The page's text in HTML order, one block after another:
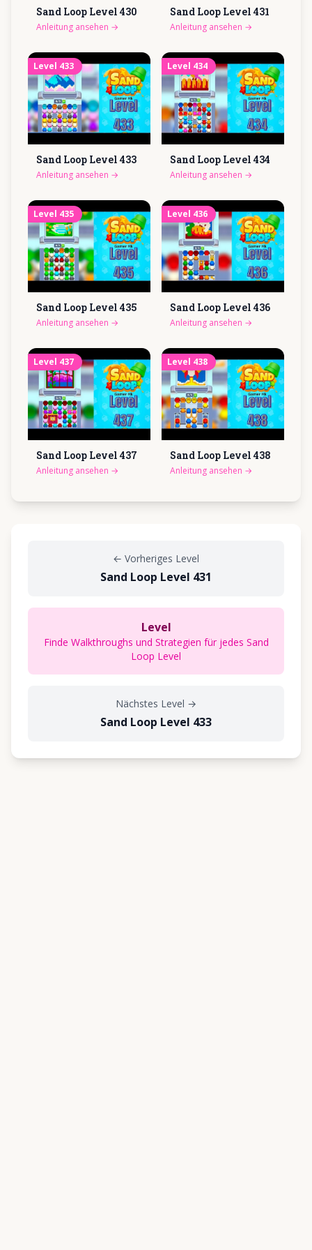
Sand Loop Level 430
Anleitung ansehen →
Sand Loop Level 431
Anleitung ansehen →
Level 433
Sand Loop Level 433
Anleitung ansehen →
Level 434
Sand Loop Level 434
Anleitung ansehen →
Level 435
Sand Loop Level 435
Anleitung ansehen →
Level 436
Sand Loop Level 436
Anleitung ansehen →
Level 437
Sand Loop Level 437
Anleitung ansehen →
Level 438
Sand Loop Level 438
Anleitung ansehen →
← Vorheriges Level
Sand Loop Level 431
Level
Finde Walkthroughs und Strategien für jedes Sand
Loop Level
Nächstes Level →
Sand Loop Level 433